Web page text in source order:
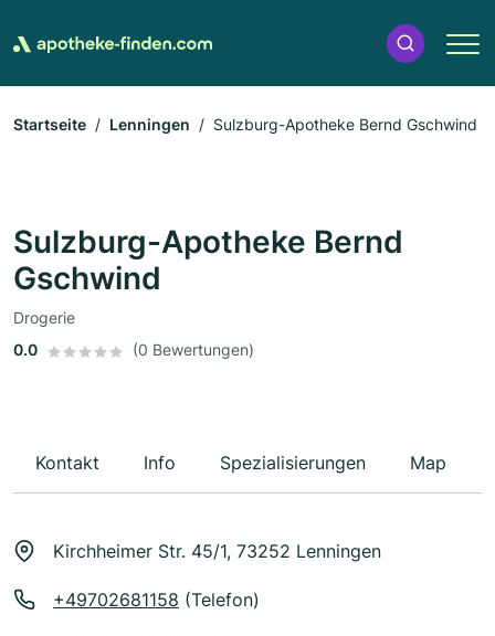
Startseite Lenningen Sulzburg-Apotheke Bernd Gschwind
Sulzburg-Apotheke Bernd
Gschwind
Drogerie
0.0
(0 Bewertungen)
Kontakt Info Spezialisierungen Map
Kirchheimer Str. 45/1, 73252 Lenningen
+49702681158 (Telefon)